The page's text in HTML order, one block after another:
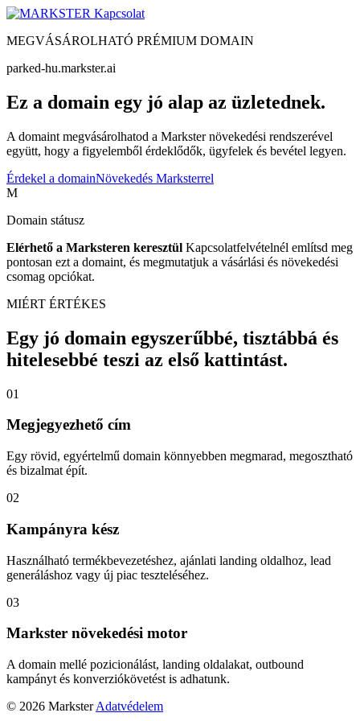
Kapcsolat
MEGVÁSÁROLHATÓ PRÉMIUM DOMAIN
parked-hu.markster.ai
Ez a domain egy jó alap az üzletednek.
A domaint megvásárolhatod a Markster növekedési rendszerével
együtt, hogy a figyelemből érdeklődők, ügyfelek és bevétel legyen.
Érdekel a domainNövekedés Marksterrel
M
Domain státusz
Elérhető a Marksteren keresztül Kapcsolatfelvételnél említsd meg
pontosan ezt a domaint, és megmutatjuk a vásárlási és növekedési
csomag opciókat.
MIÉRT ÉRTÉKES
Egy jó domain egyszerűbbé, tisztábbá és
hitelesebbé teszi az első kattintást.
01
Megjegyezhető cím
Egy rövid, egyértelmű domain könnyebben megmarad, megosztható
és bizalmat épít.
02
Kampányra kész
Használható termékbevezetéshez, ajánlati landing oldalhoz, lead
generáláshoz vagy új piac teszteléséhez.
03
Markster növekedési motor
A domain mellé pozicionálást, landing oldalakat, outbound
kampányt és konverziókövetést is adhatunk.
© 2026 Markster Adatvédelem